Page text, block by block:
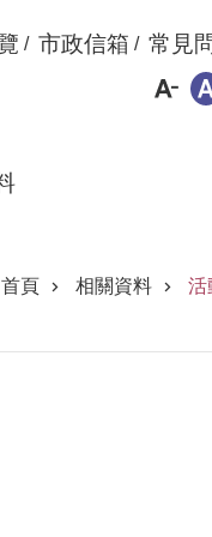
市政信箱 常見
首頁
相關資料 活